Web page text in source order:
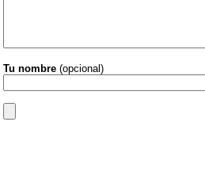
Tu nombre (opcional)